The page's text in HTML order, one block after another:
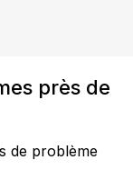
près de
de problème